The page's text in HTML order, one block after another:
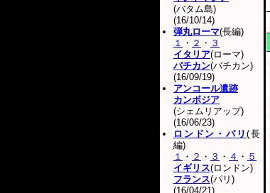
(バタム島)
(16/10/14)
弾丸ローマ(長編)
１ ・ ２ ・ ３
イタリア(ローマ)
バチカン(バチカン)
(16/09/19)
アンコール遺跡
カンボジア
(シェムリアップ)
(16/06/23)
ロンドン・パリ(長
編)
１ ・ ２ ・ ３ ・ ４ ・ ５
イギリス(ロンドン)
フランス(パリ)
(16/04/21)